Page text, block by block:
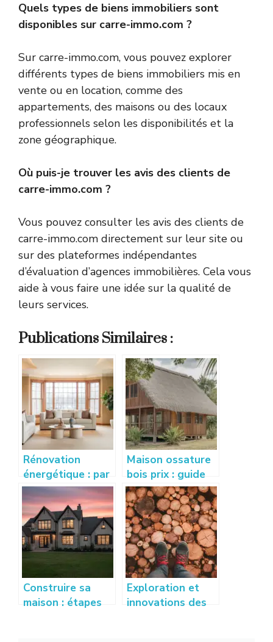
Quels types de biens immobiliers sont
disponibles sur carre-immo.com ?
Sur carre-immo.com, vous pouvez explorer
différents types de biens immobiliers mis en
vente ou en location, comme des
appartements, des maisons ou des locaux
professionnels selon les disponibilités et la
zone géographique.
Où puis-je trouver les avis des clients de
carre-immo.com ?
Vous pouvez consulter les avis des clients de
carre-immo.com directement sur leur site ou
sur des plateformes indépendantes
d’évaluation d’agences immobilières. Cela vous
aide à vous faire une idée sur la qualité de
leurs services.
Publications Similaires :
Rénovation
énergétique : par
où commencer
pour gagner en
confort
rapidement ?
Maison ossature
bois prix : guide
complet pour
estimer votre
budget
Construire sa
maison : étapes
Exploration et
innovations des